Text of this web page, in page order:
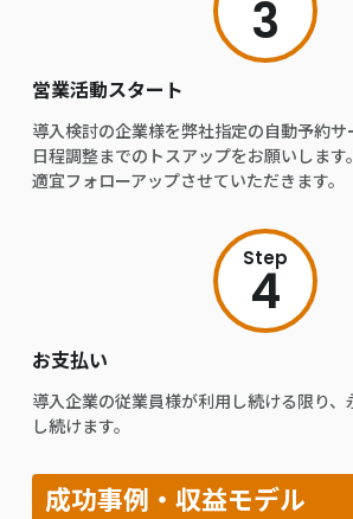
3
営業活動スタート
導入検討の企業様を弊社指定の自動予約サ
日程調整までのトスアップをお願いします。
適宜フォローアップさせていただきます。
Step
4
お支払い
導入企業の従業員様が利用し続ける限り
し続けます。
成功事例・収益モデル